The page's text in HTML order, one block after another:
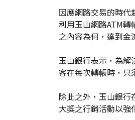
因應網路交易的時
利用玉山網路ATM
之內容為何，達到金
玉山銀行表示，為
客在每次轉帳時，只
除此之外，玉山銀
大獎之行銷活動以強